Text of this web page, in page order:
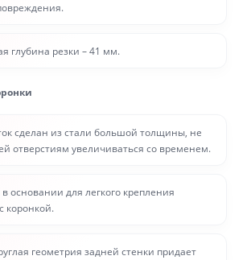
глубина резки – 41 мм.
сделан из стали большой толщины, не
отверстиям увеличиваться со временем.
основании для легкого крепления
коронкой.
геометрия задней стенки придает